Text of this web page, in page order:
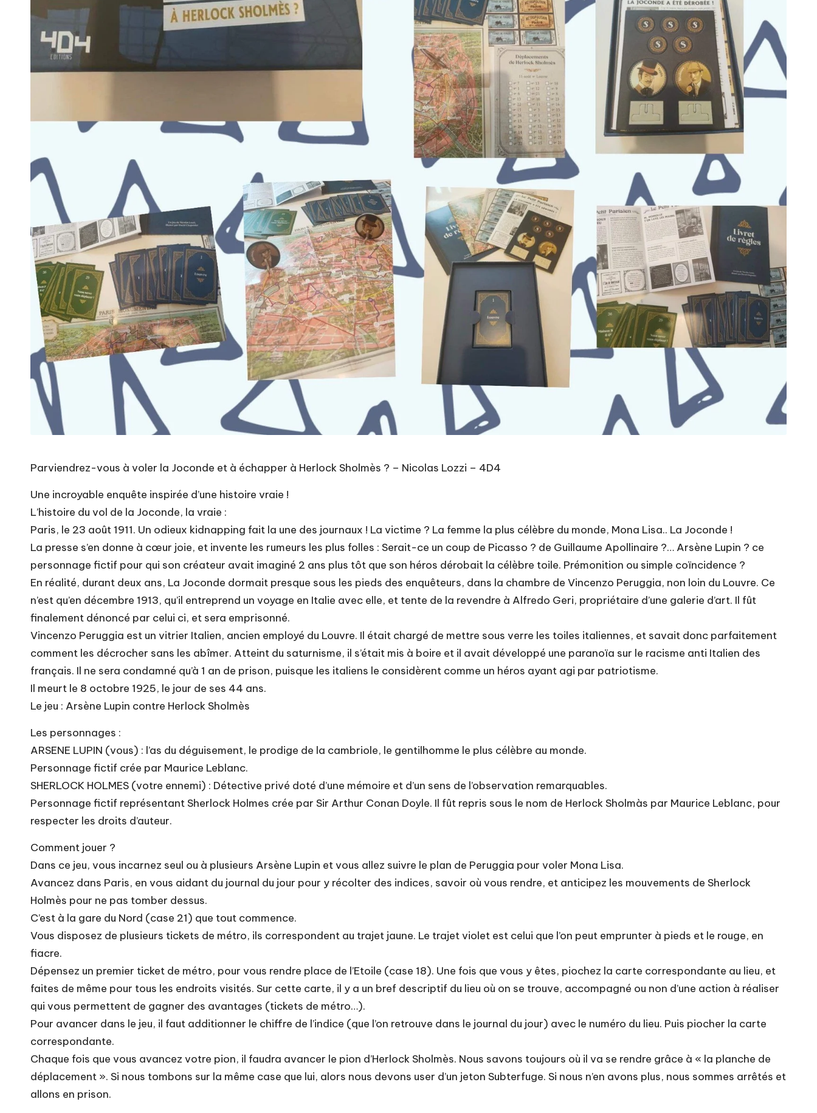
Parviendrez-vous à voler la Joconde et à échapper à Herlock Sholmès ? – Nicolas Lozzi – 4D4
Une incroyable enquête inspirée d’une histoire vraie !
L’histoire du vol de la Joconde, la vraie :
Paris, le 23 août 1911. Un odieux kidnapping fait la une des journaux ! La victime ? La femme la plus célèbre du monde, Mona Lisa.. La Joconde !
La presse s’en donne à cœur joie, et invente les rumeurs les plus folles : Serait-ce un coup de Picasso ? de Guillaume Apollinaire ?… Arsène Lupin ? ce
personnage fictif pour qui son créateur avait imaginé 2 ans plus tôt que son héros dérobait la célèbre toile. Prémonition ou simple coïncidence ?
En réalité, durant deux ans, La Joconde dormait presque sous les pieds des enquêteurs, dans la chambre de Vincenzo Peruggia, non loin du Louvre. Ce
n’est qu’en décembre 1913, qu’il entreprend un voyage en Italie avec elle, et tente de la revendre à Alfredo Geri, propriétaire d’une galerie d’art. Il fût
finalement dénoncé par celui ci, et sera emprisonné.
Vincenzo Peruggia est un vitrier Italien, ancien employé du Louvre. Il était chargé de mettre sous verre les toiles italiennes, et savait donc parfaitement
comment les décrocher sans les abîmer. Atteint du saturnisme, il s’était mis à boire et il avait développé une paranoïa sur le racisme anti Italien des
français. Il ne sera condamné qu’à 1 an de prison, puisque les italiens le considèrent comme un héros ayant agi par patriotisme.
Il meurt le 8 octobre 1925, le jour de ses 44 ans.
Le jeu : Arsène Lupin contre Herlock Sholmès
Les personnages :
ARSENE LUPIN (vous) : l’as du déguisement, le prodige de la cambriole, le gentilhomme le plus célèbre au monde.
Personnage fictif crée par Maurice Leblanc.
SHERLOCK HOLMES (votre ennemi) : Détective privé doté d’une mémoire et d’un sens de l’observation remarquables.
Personnage fictif représentant Sherlock Holmes crée par Sir Arthur Conan Doyle. Il fût repris sous le nom de Herlock Sholmàs par Maurice Leblanc, pour
respecter les droits d’auteur.
Comment jouer ?
Dans ce jeu, vous incarnez seul ou à plusieurs Arsène Lupin et vous allez suivre le plan de Peruggia pour voler Mona Lisa.
Avancez dans Paris, en vous aidant du journal du jour pour y récolter des indices, savoir où vous rendre, et anticipez les mouvements de Sherlock
Holmès pour ne pas tomber dessus.
C’est à la gare du Nord (case 21) que tout commence.
Vous disposez de plusieurs tickets de métro, ils correspondent au trajet jaune. Le trajet violet est celui que l’on peut emprunter à pieds et le rouge, en
fiacre.
Dépensez un premier ticket de métro, pour vous rendre place de l’Etoile (case 18). Une fois que vous y êtes, piochez la carte correspondante au lieu, et
faites de même pour tous les endroits visités. Sur cette carte, il y a un bref descriptif du lieu où on se trouve, accompagné ou non d’une action à réaliser
qui vous permettent de gagner des avantages (tickets de métro…).
Pour avancer dans le jeu, il faut additionner le chiffre de l’indice (que l’on retrouve dans le journal du jour) avec le numéro du lieu. Puis piocher la carte
correspondante.
Chaque fois que vous avancez votre pion, il faudra avancer le pion d’Herlock Sholmès. Nous savons toujours où il va se rendre grâce à « la planche de
déplacement ». Si nous tombons sur la même case que lui, alors nous devons user d’un jeton Subterfuge. Si nous n’en avons plus, nous sommes arrêtés et
allons en prison.